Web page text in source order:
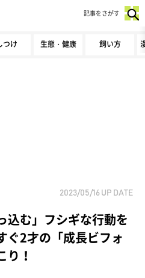
つけ 生態・健康 飼い方
記事をさがす
2023/05/16 UP DATE
込む」フシギな行動を
2才の「成長ビフォ
り！